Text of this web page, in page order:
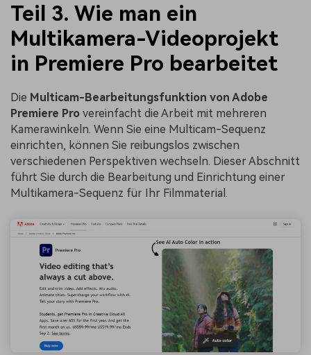
Teil 3. Wie man ein
Multikamera-Videoprojekt
in Premiere Pro bearbeitet
Die Multicam-Bearbeitungsfunktion von Adobe
Premiere Pro vereinfacht die Arbeit mit mehreren
Kamerawinkeln. Wenn Sie eine Multicam-Sequenz
einrichten, können Sie reibungslos zwischen
verschiedenen Perspektiven wechseln. Dieser Abschnitt
führt Sie durch die Bearbeitung und Einrichtung einer
Multikamera-Sequenz für Ihr Filmmaterial.